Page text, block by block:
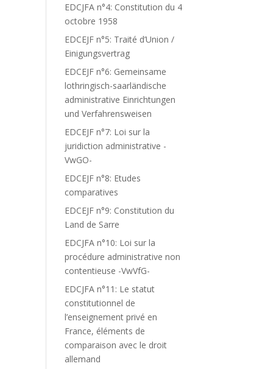
EDCJFA n°4: Constitution du 4
octobre 1958
EDCEJF n°5: Traité d’Union /
Einigungsvertrag
EDCEJF n°6: Gemeinsame
lothringisch-saarländische
administrative Einrichtungen
und Verfahrensweisen
EDCEJF n°7: Loi sur la
juridiction administrative -
VwGO-
EDCEJF n°8: Etudes
comparatives
EDCEJF n°9: Constitution du
Land de Sarre
EDCJFA n°10: Loi sur la
procédure administrative non
contentieuse -VwVfG-
EDCJFA n°11: Le statut
constitutionnel de
l’enseignement privé en
France, éléments de
comparaison avec le droit
allemand